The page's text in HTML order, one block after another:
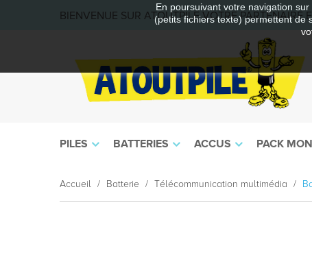
En poursuivant votre navigation
(petits fichiers texte) permettent de
BIENVENUE SUR ATOUTPILE VOTRE PARTENAIRE
PILES BATTERIES ACCUS PACK
Accueil Batterie Télécommunication multimédia